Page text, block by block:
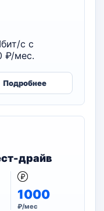
с с
₽/мес.
Подробнее
драйв
1000
₽/мес